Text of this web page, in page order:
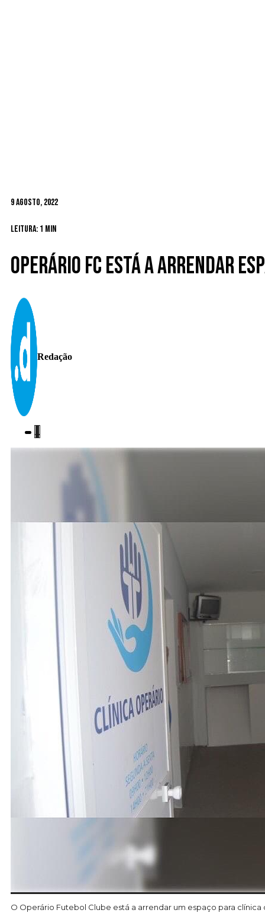
9 Agosto, 2022
Leitura: 1 min
Operário FC está a arrendar
Redação
O Operário Futebol Clube está a arrendar um espaço para clínica